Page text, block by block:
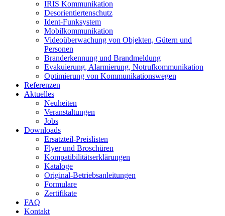
IRIS Kommunikation
Desorientiertenschutz
Ident-Funksystem
Mobilkommunikation
Videoüberwachung von Objekten, Gütern und
Personen
Branderkennung und Brandmeldung
Evakuierung, Alarmierung, Notrufkommunikation
Optimierung von Kommunikationswegen
Referenzen
Aktuelles
Neuheiten
Veranstaltungen
Jobs
Downloads
Ersatzteil-Preislisten
Flyer und Broschüren
Kompatibilitätserklärungen
Kataloge
Original-Betriebsanleitungen
Formulare
Zertifikate
FAQ
Kontakt